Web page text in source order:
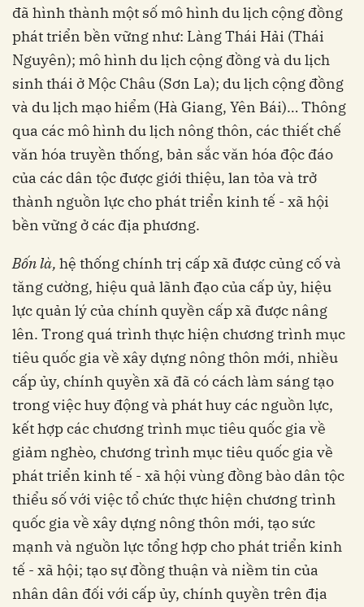
đã hình thành một số mô hình du lịch cộng đồng
phát triển bền vững như: Làng Thái Hải (Thái
Nguyên); mô hình du lịch cộng đồng và du lịch
sinh thái ở Mộc Châu (Sơn La); du lịch cộng đồng
và du lịch mạo hiểm (Hà Giang, Yên Bái)… Thông
qua các mô hình du lịch nông thôn, các thiết chế
văn hóa truyền thống, bản sắc văn hóa độc đáo
của các dân tộc được giới thiệu, lan tỏa và trở
thành nguồn lực cho phát triển kinh tế - xã hội
bền vững ở các địa phương.
Bốnlà, hệ thống chính trị cấp xã được củng cố và
tăng cường, hiệu quả lãnh đạo của cấp ủy, hiệu
lực quản lý của chính quyền cấp xã được nâng
lên. Trong quá trình thực hiện chương trình mục
tiêu quốc gia về xây dựng nông thôn mới, nhiều
cấp ủy, chính quyền xã đã có cách làm sáng tạo
trong việc huy động và phát huy các nguồn lực,
kết hợp các chương trình mục tiêu quốc gia về
giảm nghèo, chương trình mục tiêu quốc gia về
phát triển kinh tế - xã hội vùng đồng bào dân tộc
thiểu số với việc tổ chức thực hiện chương trình
quốc gia về xây dựng nông thôn mới, tạo sức
mạnh và nguồn lực tổng hợp cho phát triển kinh
tế - xã hội; tạo sự đồng thuận và niềm tin của
nhân dân đối với cấp ủy, chính quyền trên địa